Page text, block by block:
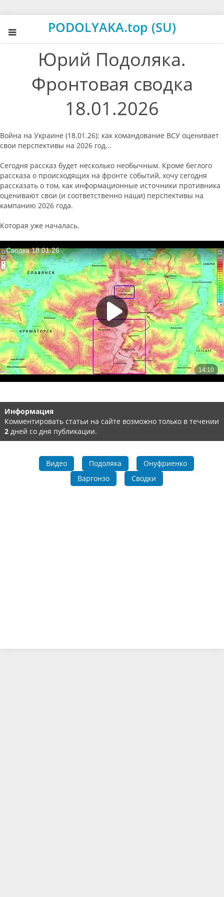
PODOLYAKA.top (SU)
Юрий Подоляка.
Фронтовая сводка
18.01.2026
Война на Украине (18.01.26): как командование ВСУ оценивает
свои перспективы на 2026 год...
Сегодня рассказ будет несколько необычным. Кроме беглого
рассказа о происходящих на фронте событий, хочу сегодня
рассказать о том, как информационные источники противника
оценивают свои (и соответственно наши) перспективы на
кампанию 2026 года.
Которая уже началась.
Информация
Комментировать статьи на сайте возможно только в течении
2 дней со дня публикации.
Видео Подоляка
Онуфриенко
Варгонзо
Сводки